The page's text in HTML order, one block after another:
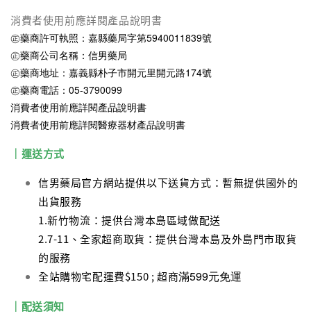
消費者使用前應詳閱產品說明書
㊣藥商許可執照：嘉縣藥局字第5940011839號
㊣藥商公司名稱：信男藥局
㊣藥商地址：嘉義縣朴子市開元里開元路174號
㊣藥商電話：05-3790099
消費者使用前應詳閱產品說明書
消費者使用前應詳閱醫療器材產品說明書
｜運送方式
信男藥局官方網站提供以下送貨方式：暫無提供國外的
出貨服務
1.新竹物流：提供台灣本島區域做配送
2.7-11、全家超商取貨：提供台灣本島及外島門市取貨
的服務
全站購物宅配運費$150 ; 超商滿599元免運
｜配送須知